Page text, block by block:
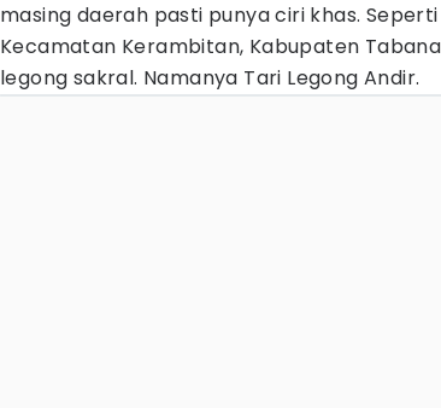
masing daerah pasti punya ciri khas.
Kecamatan Kerambitan, Kabupaten
legong sakral. Namanya Tari Legong Andir.